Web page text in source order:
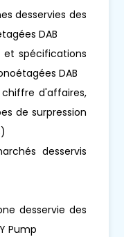
desservies des
DAB
et spécifications
DAB
d'affaires,
de surpression
desservis
desservie des
Pump